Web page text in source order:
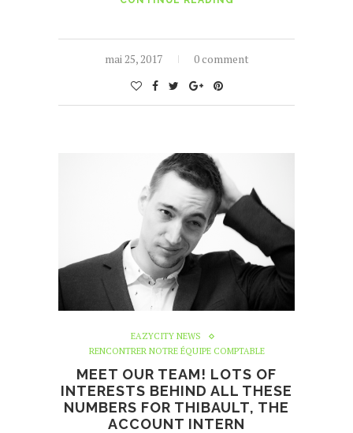
mai 25, 2017 0 comment
EAZYCITY NEWS
RENCONTRER NOTRE ÉQUIPE COMPTABLE
MEET OUR TEAM! LOTS OF
INTERESTS BEHIND ALL THESE
NUMBERS FOR THIBAULT, THE
ACCOUNT INTERN